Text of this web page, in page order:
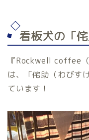
看板犬の「
『Rockwell coffee
は、「侘助（わびす
ています！